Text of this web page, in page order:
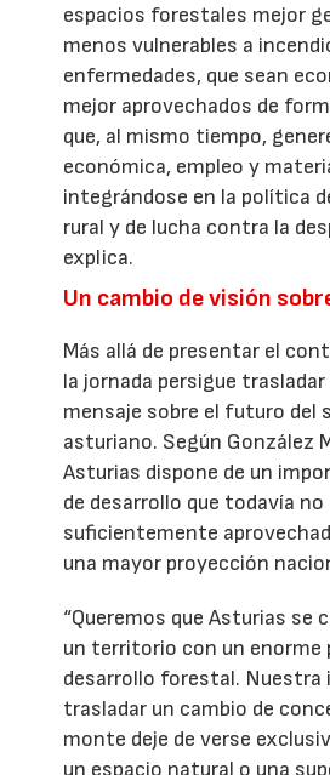
espacios forestales mejor
menos vulnerables a
enfermedades, que sean
mejor aprovechados de
que, al mismo tiempo,
económica, empleo y
integrándose en la política
rural y de lucha contra la
explica.
Un cambio de visión
Más allá de presentar el
la jornada persigue
mensaje sobre el futuro del
asturiano. Según González
Asturias dispone de un
de desarrollo que todavía
suficientemente
una mayor proyección
“Queremos que Asturias se
un territorio con un enorme
desarrollo forestal. Nuestra
trasladar un cambio de
monte deje de verse